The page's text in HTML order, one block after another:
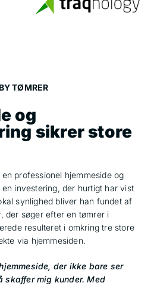
TØMRER
og
sikrer store
professionel hjemmeside og
investering, der hurtigt har vist
synlighed bliver han fundet af
der søger efter en tømrer i
resulteret i omkring tre store
via hjemmesiden.
der ikke bare ser
skaffer mig kunder. Med